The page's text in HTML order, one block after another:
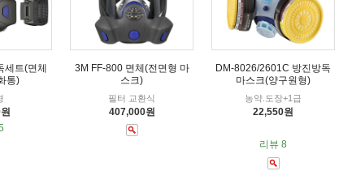
세트(면체
통)
3M FF-800 면체(전면형 마
스크)
필터 교환식
407,000원
DM-8026/2601C 방진방독
마스크(양구원형)
농약.도장+1급
22,550원
리뷰 8